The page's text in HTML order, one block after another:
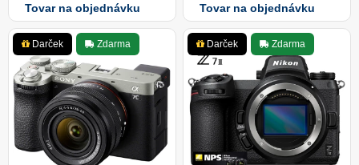
Tovar na objednávku Tovar na objednávku
Darček Zdarma Darček Zdarma